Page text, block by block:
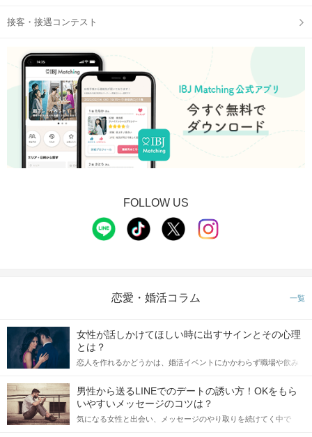
接客・接遇コンテスト
FOLLOW US
恋愛・婚活コラム 一覧
女性が話しかけてほしい時に出すサインとその心理
とは？
恋人を作れるかどうかは、婚活イベントにかかわらず職場や飲み
てアプローチできるかにも左右されます。 これから恋人作りを本
格的に始めようとしている方は、女性が異性を求めて出すサイン
をしっかりと理解し、正しい行動に移せるかどうかが重要。 この
記事では、女性が話しかけて欲しい時に出すサインとその心理を
男性から送るLINEでのデートの誘い方！OKをもら
いやすいメッセージのコツは？
気になる女性と出会い、メッセージのやり取りを続けてく中で